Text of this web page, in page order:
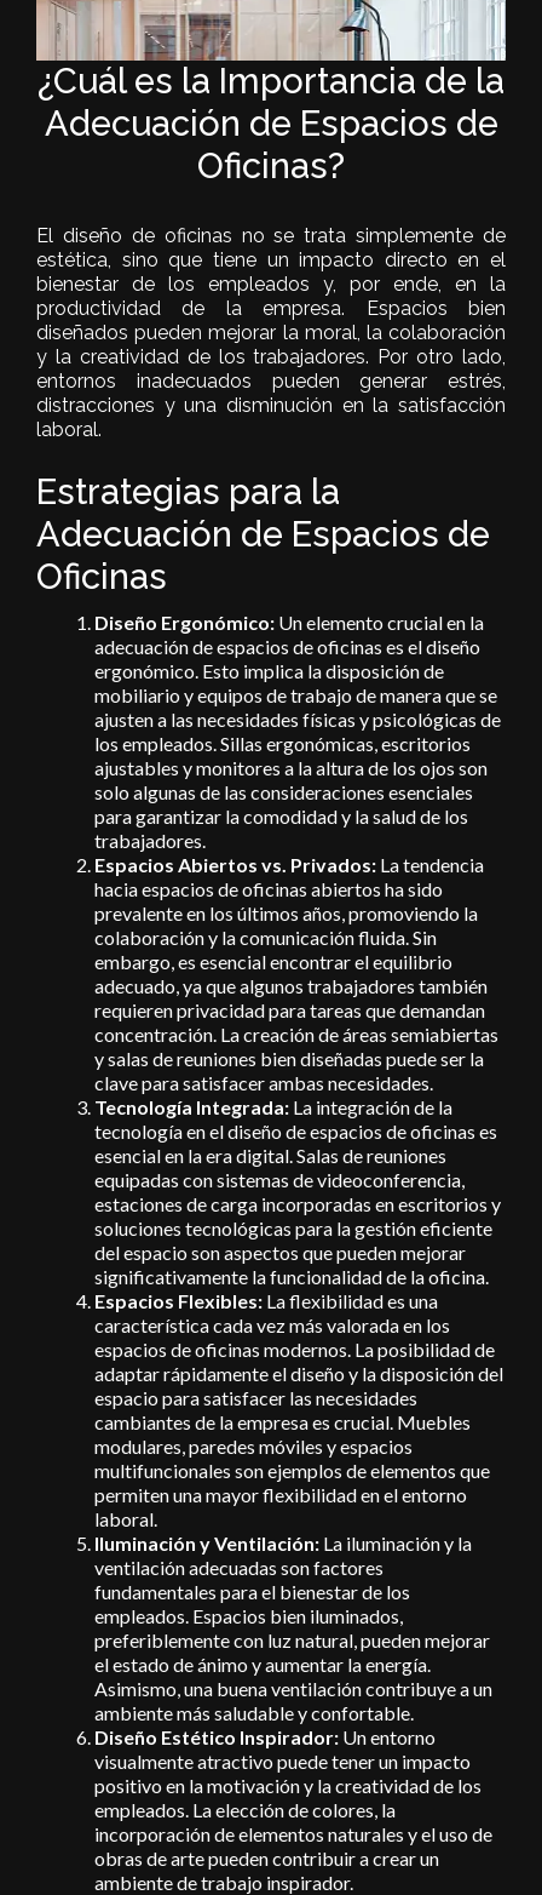
¿Cuál es la Importancia de la
Adecuación de Espacios de
Oficinas?
El diseño de oficinas no se trata simplemente de
estética, sino que tiene un impacto directo en el
bienestar de los empleados y, por ende, en la
productividad de la empresa. Espacios bien
diseñados pueden mejorar la moral, la colaboración
y la creatividad de los trabajadores. Por otro lado,
entornos inadecuados pueden generar estrés,
distracciones y una disminución en la satisfacción
laboral.
Estrategias para la
Adecuación de Espacios de
Oficinas
Diseño Ergonómico: Un elemento crucial en la
adecuación de espacios de oficinas es el diseño
ergonómico . Esto implica la disposición de
mobiliario y equipos de trabajo de manera que se
ajusten a las necesidades físicas y psicológicas de
los empleados. Sillas ergonómicas, escritorios
ajustables y monitores a la altura de los ojos son
solo algunas de las consideraciones esenciales
para garantizar la comodidad y la salud de los
trabajadores.
Espacios Abiertos vs. Privados: La tendencia
hacia espacios de oficinas abiertos ha sido
prevalente en los últimos años, promoviendo la
colaboración y la comunicación fluida. Sin
embargo, es esencial encontrar el equilibrio
adecuado, ya que algunos trabajadores también
requieren privacidad para tareas que demandan
concentración. La creación de áreas semiabiertas
y salas de reuniones bien diseñadas puede ser la
clave para satisfacer ambas necesidades.
Tecnología Integrada: La integración de la
tecnología en el diseño de espacios de oficinas es
esencial en la era digital. Salas de reuniones
equipadas con sistemas de videoconferencia,
estaciones de carga incorporadas en escritorios y
soluciones tecnológicas para la gestión eficiente
del espacio son aspectos que pueden mejorar
significativamente la funcionalidad de la oficina.
Espacios Flexibles: La flexibilidad es una
característica cada vez más valorada en los
espacios de oficinas modernos. La posibilidad de
adaptar rápidamente el diseño y la disposición del
espacio para satisfacer las necesidades
cambiantes de la empresa es crucial. Muebles
modulares, paredes móviles y espacios
multifuncionales son ejemplos de elementos que
permiten una mayor flexibilidad en el entorno
laboral.
Iluminación y Ventilación: La iluminación y la
ventilación adecuadas son factores
fundamentales para el bienestar de los
empleados. Espacios bien iluminados,
preferiblemente con luz natural, pueden mejorar
el estado de ánimo y aumentar la energía.
Asimismo, una buena ventilación contribuye a un
ambiente más saludable y confortable.
Diseño Estético Inspirador: Un entorno
visualmente atractivo puede tener un impacto
positivo en la motivación y la creatividad de los
empleados. La elección de colores, la
incorporación de elementos naturales y el uso de
obras de arte pueden contribuir a crear un
ambiente de trabajo inspirador.